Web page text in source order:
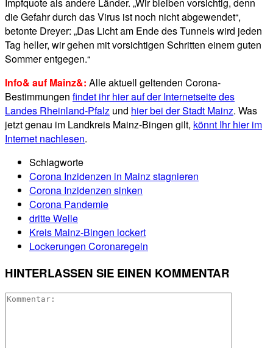
Impfquote als andere Länder. „Wir bleiben vorsichtig, denn
die Gefahr durch das Virus ist noch nicht abgewendet“,
betonte Dreyer: „Das Licht am Ende des Tunnels wird jeden
Tag heller, wir gehen mit vorsichtigen Schritten einem guten
Sommer entgegen.“
Info& auf Mainz&: Alle aktuell geltenden Corona-
Bestimmungen findet ihr hier auf der Internetseite des
Landes Rheinland-Pfalz und hier bei der Stadt Mainz. Was
jetzt genau im Landkreis Mainz-Bingen gilt, könnt Ihr hier im
Internet nachlesen.
Schlagworte
Corona Inzidenzen in Mainz stagnieren
Corona Inzidenzen sinken
Corona Pandemie
dritte Welle
Kreis Mainz-Bingen lockert
Lockerungen Coronaregeln
HINTERLASSEN SIE EINEN KOMMENTAR